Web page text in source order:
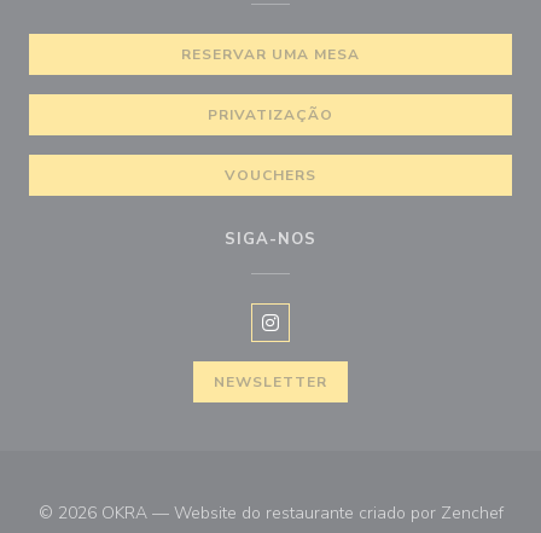
RESERVAR UMA MESA
PRIVATIZAÇÃO
VOUCHERS
SIGA-NOS
Instagram ((abre numa nova
NEWSLETTER
© 2026 OKRA — Website do restaurante criado por Zenchef